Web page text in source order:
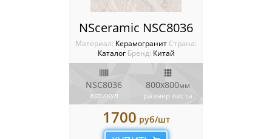
NSceramic NSC8036
Материал: Керамогранит Cтрана:
Каталог Бренд: Китай
NSC8036
артикул
800x800мм
размер листа
1700 руб/шт